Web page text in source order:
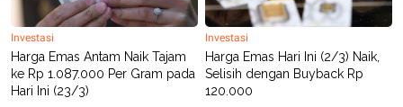
E
S
T
A
R
Investasi
Harga Emas Antam Naik Tajam
ke Rp 1.087.000 Per Gram pada
Hari Ini (23/3)
Investasi
Harga Emas Hari Ini (2/3) Naik,
Selisih dengan Buyback Rp
120.000